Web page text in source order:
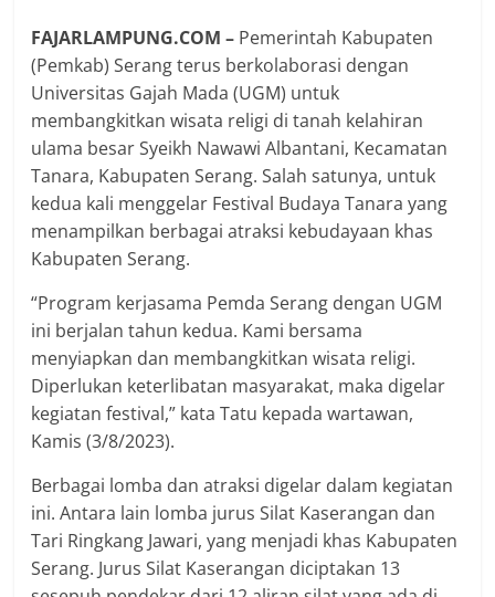
FAJARLAMPUNG.COM – Pemerintah Kabupaten
(Pemkab) Serang terus berkolaborasi dengan
Universitas Gajah Mada (UGM) untuk
membangkitkan wisata religi di tanah kelahiran
ulama besar Syeikh Nawawi Albantani, Kecamatan
Tanara, Kabupaten Serang. Salah satunya, untuk
kedua kali menggelar Festival Budaya Tanara yang
menampilkan berbagai atraksi kebudayaan khas
Kabupaten Serang.
“Program kerjasama Pemda Serang dengan UGM
ini berjalan tahun kedua. Kami bersama
menyiapkan dan membangkitkan wisata religi.
Diperlukan keterlibatan masyarakat, maka digelar
kegiatan festival,” kata Tatu kepada wartawan,
Kamis (3/8/2023).
Berbagai lomba dan atraksi digelar dalam kegiatan
ini. Antara lain lomba jurus Silat Kaserangan dan
Tari Ringkang Jawari, yang menjadi khas Kabupaten
Serang. Jurus Silat Kaserangan diciptakan 13